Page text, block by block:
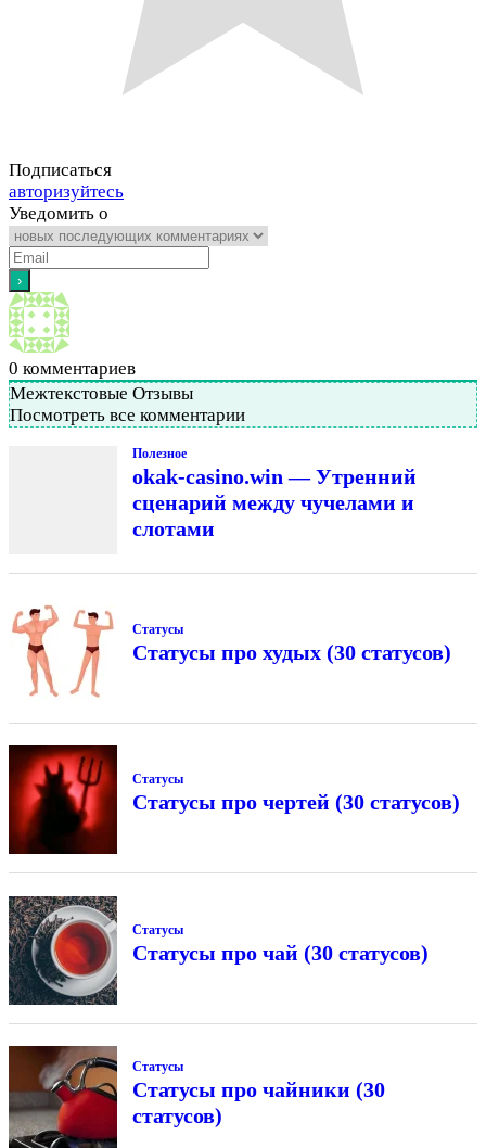
Подписаться
авторизуйтесь
Уведомить о
0 комментариев
Межтекстовые Отзывы
Посмотреть все комментарии
Полезное
okak-casino.win — Утренний
сценарий между чучелами и
слотами
Статусы
Статусы про худых (30 статусов)
Статусы
Статусы про чертей (30 статусов)
Статусы
Статусы про чай (30 статусов)
Статусы
Статусы про чайники (30
статусов)